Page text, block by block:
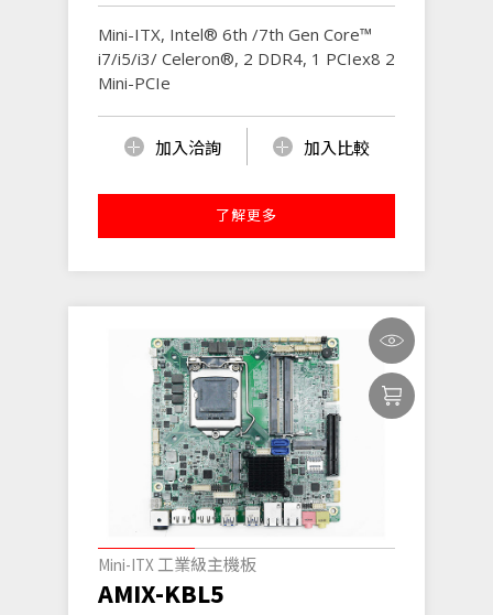
Mini-ITX, Intel® 6th /7th Gen Core™
i7/i5/i3/ Celeron®, 2 DDR4, 1 PCIex8 2
Mini-PCIe
加入洽詢 加入比較
了解更多
Mini-ITX 工業級主機板
AMIX-KBL5